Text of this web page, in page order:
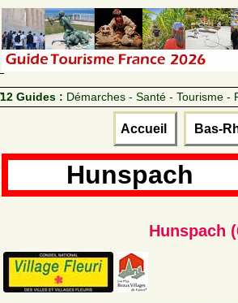
12 Guides : Démarches - Santé - Tourisme -
Accueil Bas-
Hunspach
Hunspach